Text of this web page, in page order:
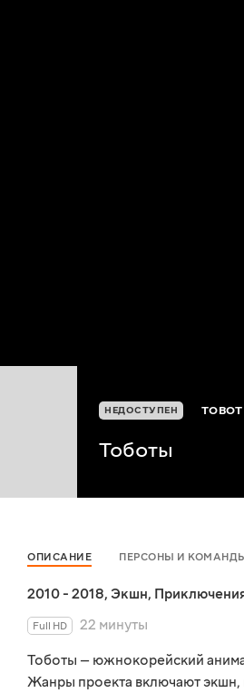
НЕДОСТУПЕН TOBOT
Тоботы
ОПИСАНИЕ ПЕРСОНЫ И
2010 - 2018, Экшн,
Full HD
22 минуты
Тоботы — южнокорейский
Жанры проекта включают экшн,